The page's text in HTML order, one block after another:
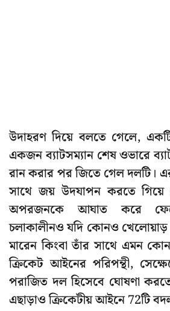
উদাহরণ দিয়ে বলতে গেলে,
একজন ব্যাটসম্যান শেষ ওভারে
রান করার পর জিতে গেল দলটি।
সাথে জয় উদযাপন করতে গিয়ে
অপরজনকে আঘাত করে
চলাকালীনও যদি কোনও খেলোয়াড়
মারেন কিংবা তাঁর সাথে এমন
ক্রিকেট আইনের পরিপন্থী,
পরাজিত দল হিসেবে ঘোষণা
এছাড়াও ক্রিকেটীয় আইনে 72টি